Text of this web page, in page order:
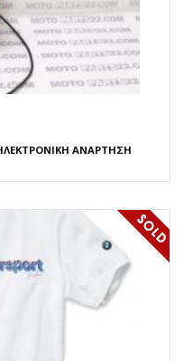
ΗΛΕΚΤΡΟΝΙΚΗ ΑΝΑΡΤΗΣΗ